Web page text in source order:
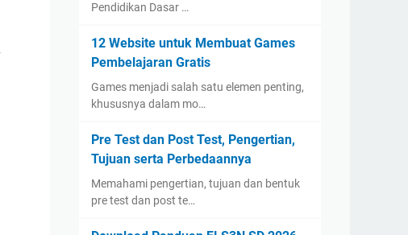
Pendidikan Dasar …
12 Website untuk Membuat Games
Pembelajaran Gratis
Games menjadi salah satu elemen penting,
khususnya dalam mo…
Pre Test dan Post Test, Pengertian,
Tujuan serta Perbedaannya
Memahami pengertian, tujuan dan bentuk
pre test dan post te…